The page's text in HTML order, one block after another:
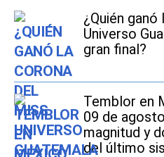
¿Quién
Universo
gran final?
Temblor en
09 de
magnitud y
del último